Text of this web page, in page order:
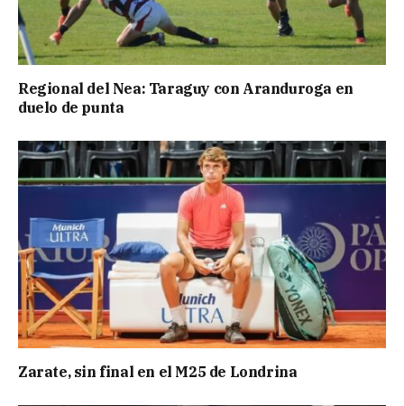
Regional del Nea: Taraguy con Aranduroga en
duelo de punta
Zarate, sin final en el M25 de Londrina